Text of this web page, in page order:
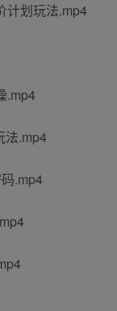
计划玩法.mp4
.mp4
法.mp4
.mp4